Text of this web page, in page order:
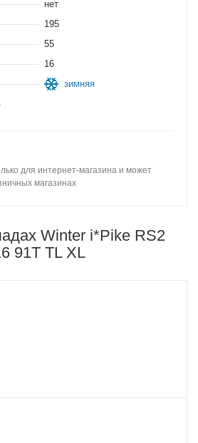
нет
195
55
16
зимняя
для интернет-магазина и может
магазинах
Winter i*Pike RS2
91T TL XL